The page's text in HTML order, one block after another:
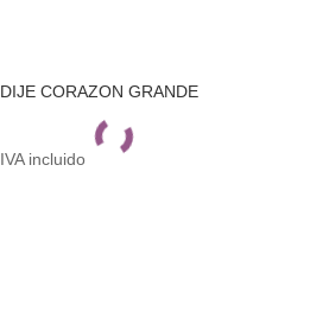
DIJE CORAZON GRANDE
IVA incluido